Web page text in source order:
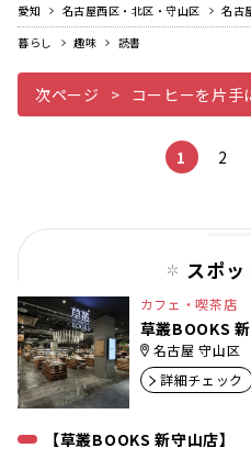
愛知 名古屋西区・北区・守山区
名古
暮らし
趣味 読書
次ページ コーヒーを片手に
1 2
スポッ
カフェ・喫茶店
草叢BOOKS
名古屋 守山区
詳細チェック
【草叢BOOKS 新守山店】